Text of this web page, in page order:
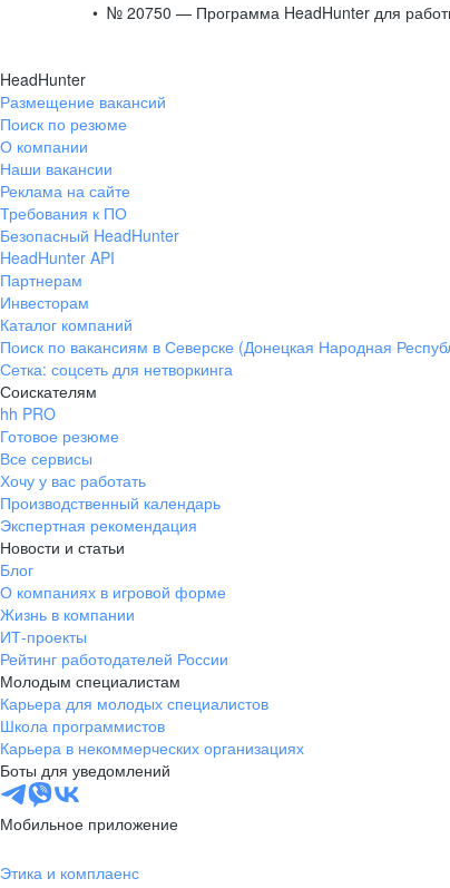
№ 20750 — Программа HeadHunter для
HeadHunter
Размещение вакансий
Поиск по резюме
О компании
Наши вакансии
Реклама на сайте
Требования к ПО
Безопасный HeadHunter
HeadHunter API
Партнерам
Инвесторам
Каталог компаний
Поиск по вакансиям в Северске (Донецкая Народная
Сетка: соцсеть для нетворкинга
Соискателям
hh PRO
Готовое резюме
Все сервисы
Хочу у вас работать
Производственный календарь
Экспертная рекомендация
Новости и статьи
Блог
О компаниях в игровой форме
Жизнь в компании
ИТ-проекты
Рейтинг работодателей России
Молодым специалистам
Карьера для молодых специалистов
Школа программистов
Карьера в некоммерческих организациях
Боты для уведомлений
Мобильное приложение
Этика и комплаенс